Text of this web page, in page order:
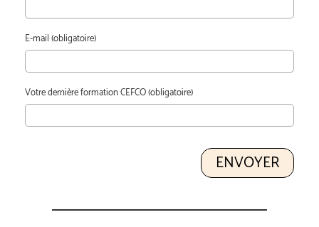
E-mail (obligatoire)
Votre dernière formation CEFCO (obligatoire)